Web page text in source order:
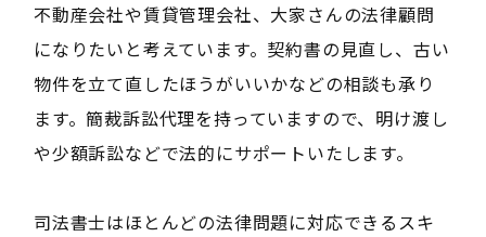
不動産会社や賃貸管理会社、大家さんの法律顧問
になりたいと考えています。契約書の見直し、古い
物件を立て直したほうがいいかなどの相談も承り
ます。簡裁訴訟代理を持っていますので、明け渡し
や少額訴訟などで法的にサポートいたします。
司法書士はほとんどの法律問題に対応できるスキ